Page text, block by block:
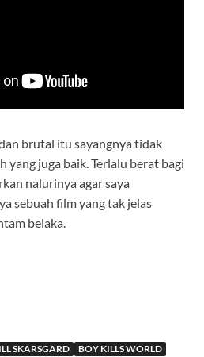
brutal itu sayangnya tidak
yang juga baik. Terlalu berat bagi
nalurinya agar saya
sebuah film yang tak jelas
belaka.
SKARSGARD
BOY KILLS WORLD